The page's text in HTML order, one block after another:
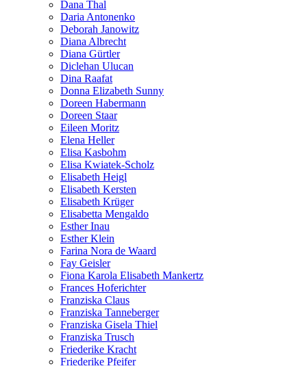
Dana Thal
Daria Antonenko
Deborah Janowitz
Diana Albrecht
Diana Gürtler
Diclehan Ulucan
Dina Raafat
Donna Elizabeth Sunny
Doreen Habermann
Doreen Staar
Eileen Moritz
Elena Heller
Elisa Kasbohm
Elisa Kwiatek-Scholz
Elisabeth Heigl
Elisabeth Kersten
Elisabeth Krüger
Elisabetta Mengaldo
Esther Inau
Esther Klein
Farina Nora de Waard
Fay Geisler
Fiona Karola Elisabeth Mankertz
Frances Hoferichter
Franziska Claus
Franziska Tanneberger
Franziska Gisela Thiel
Franziska Trusch
Friederike Kracht
Friederike Pfeifer